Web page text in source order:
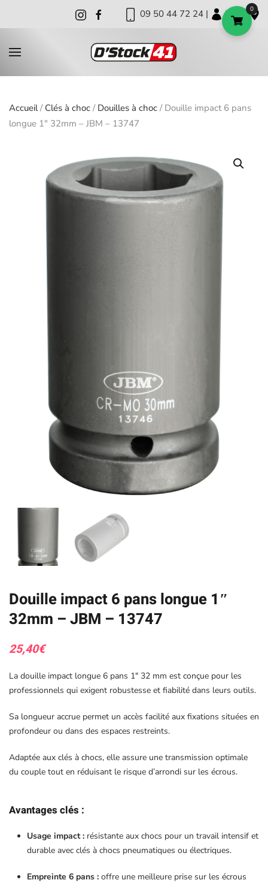
09 50 44 72 24 | | |
Accueil/ Clés à choc / Douilles à choc / Douille impact 6 pans
longue 1″ 32mm – JBM – 13747
Douille impact 6 pans longue 1″
32mm – JBM – 13747
25,40€
La douille impact longue 6 pans 1″ 32 mm est conçue pour les
professionnels qui exigent robustesse et fiabilité dans leurs outils.
Sa longueur accrue permet un accès facilité aux fixations situées en
profondeur ou dans des espaces restreints.
Adaptée aux clés à chocs, elle assure une transmission optimale
du couple tout en réduisant le risque d’arrondi sur les écrous.
Avantages clés :
Usage impact : résistante aux chocs pour un travail intensif et
durable avec clés à chocs pneumatiques ou électriques.
Empreinte 6 pans : offre une meilleure prise sur les écrous
0